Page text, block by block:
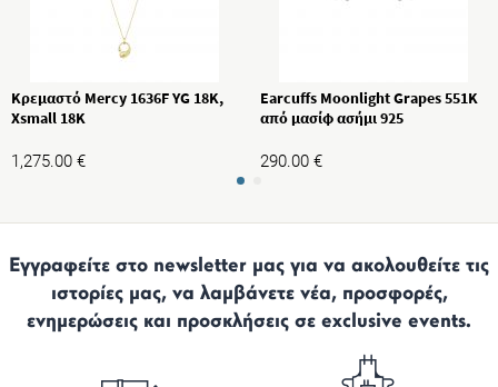
Κρεμαστό Mercy 1636F YG 18K,
Xsmall 18K
1,275.00 €
Earcuffs Moonlight Grapes 551K
από μασίφ ασήμι 925
290.00 €
Εγγραφείτε στο newsletter μας για να ακολουθείτε τις
ιστορίες μας, να λαμβάνετε νέα, προσφορές,
ενημερώσεις και προσκλήσεις σε exclusive events.